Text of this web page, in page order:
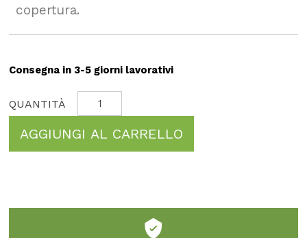
copertura.
Consegna in 3-5 giorni lavorativi
AGGIUNGI AL CARRELLO